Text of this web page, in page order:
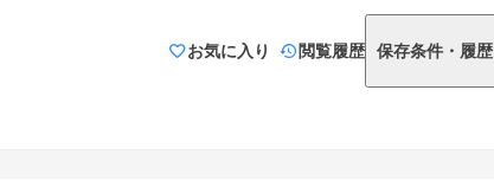
お気に入り 閲覧履歴 保存条件・履歴